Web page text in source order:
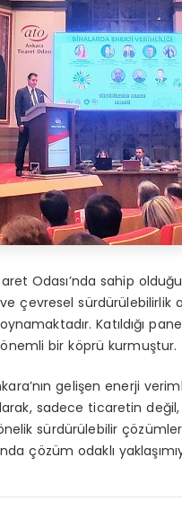
Odası’nda sahip
çevresel
Katıldığı
bir köprü kurmuştur.
gelişen enerji
sadece ticaretin
sürdürülebilir
çözüm odaklı